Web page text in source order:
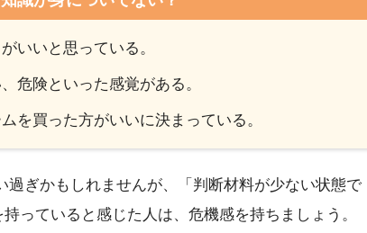
いいと思っている。
危険といった感覚がある。
を買った方がいいに決まっている。
過ぎかもしれませんが、「判断材料が少ない状態で
っていると感じた人は、危機感を持ちましょう。